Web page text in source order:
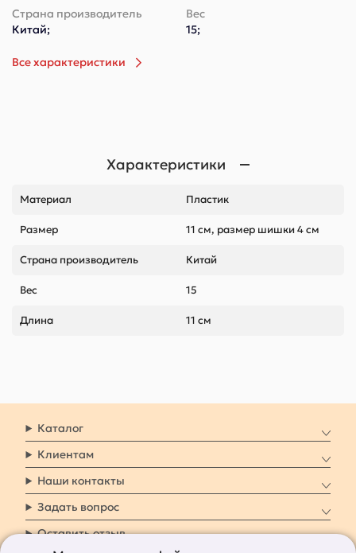
Страна производитель
Китай;
Вес
15;
Все характеристики
Характеристики
Материал Пластик
Размер 11 см, размер шишки 4 см
Страна производитель Китай
Вес 15
Длина 11 см
Каталог
Клиентам
Наши контакты
Задать вопрос
Оставить отзыв